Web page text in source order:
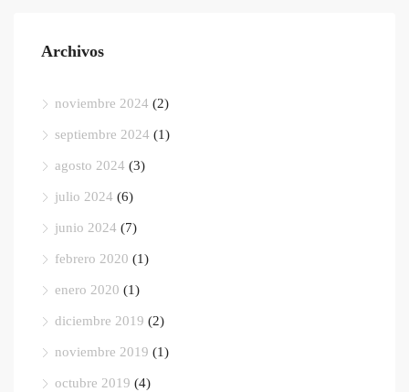
Archivos
noviembre 2024 (2)
septiembre 2024 (1)
agosto 2024 (3)
julio 2024 (6)
junio 2024 (7)
febrero 2020 (1)
enero 2020 (1)
diciembre 2019 (2)
noviembre 2019 (1)
octubre 2019 (4)